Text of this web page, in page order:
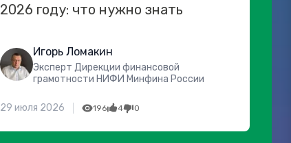
2026 году: что нужно знать
Игорь Ломакин
Эксперт Дирекции финансовой
грамотности НИФИ Минфина России
29 июля 2026 196 4 0